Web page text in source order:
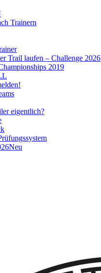
Trainern
Trail laufen – Challenge 2026
2019
eigentlich?
Neu